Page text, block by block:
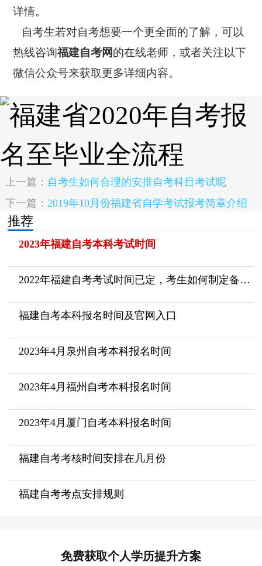
详情。
自考生若对自考想要一个更全面的了解，可以
热线咨询福建自考网的在线老师，或者关注以下
微信公众号来获取更多详细内容。
上一篇： 自考生如何合理的安排自考科目考试呢
下一篇：2019年10月份福建省自学考试报考简章介绍
推荐
2023年福建自考本科考试时间
2022年福建自考考试时间已定，考生如何制定备考计划呢？
福建自考本科报名时间及官网入口
2023年4月泉州自考本科报名时间
2023年4月福州自考本科报名时间
2023年4月厦门自考本科报名时间
福建自考考核时间安排在几月份
福建自考考点安排规则
免费获取个人学历提升方案